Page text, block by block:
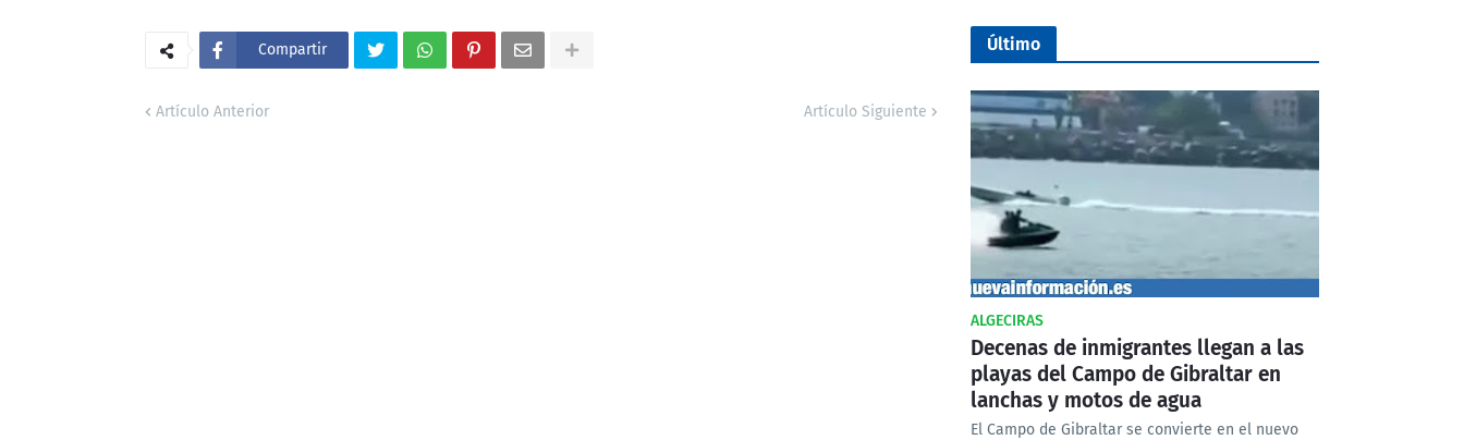
Compartir
Artículo Anterior Artículo Siguiente
Último
ALGECIRAS
Decenas de inmigrantes llegan a las
playas del Campo de Gibraltar en
lanchas y motos de agua
El Campo de Gibraltar se convierte en el nuevo